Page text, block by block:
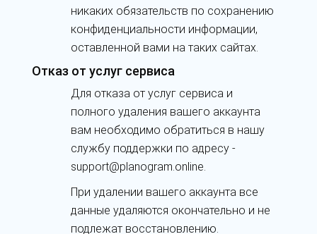
никаких обязательств по сохранению
конфиденциальности информации,
оставленной вами на таких сайтах.
Отказ от услуг сервиса
Для отказа от услуг сервиса и
полного удаления вашего аккаунта
вам необходимо обратиться в нашу
службу поддержки по адресу -
support@planogram.online.
При удалении вашего аккаунта все
данные удаляются окончательно и не
подлежат восстановлению.